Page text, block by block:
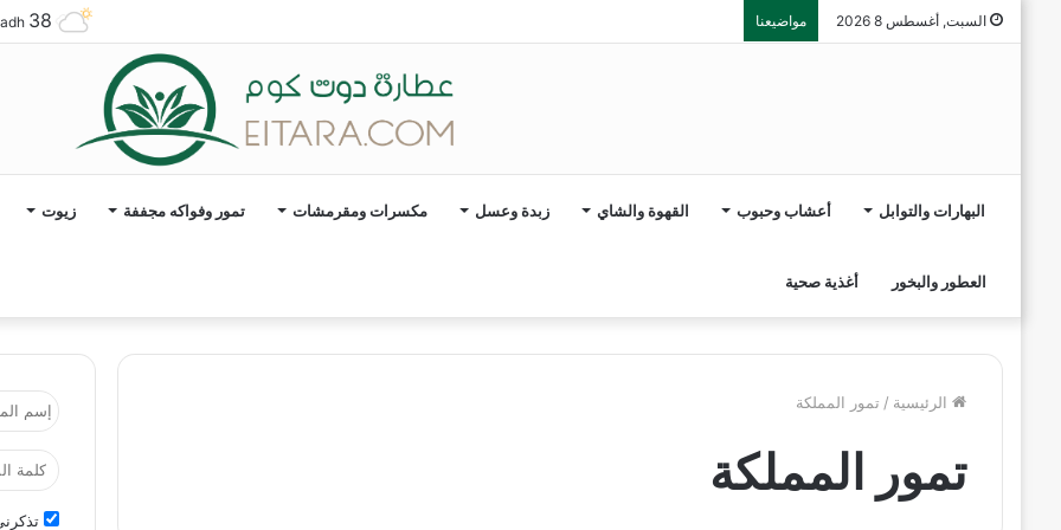
السبت, أغسطس 8 2026 مواضيعنا 38
البهارات والتوابل أعشاب وحبوب القهوة والشاي زبدة وعسل مكسرات ومقرمشات تمور وفواكه مجففة زيوت
العطور والبخور أغذية صحية
الرئيسية / تمور المملكة
تمور المملكة